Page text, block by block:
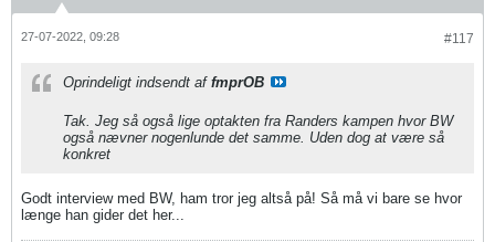
#117
27-07-2022, 09:28
Oprindeligt indsendt af fmprOB
Tak. Jeg så også lige optakten fra Randers kampen hvor BW
også nævner nogenlunde det samme. Uden dog at være så
konkret
Godt interview med BW, ham tror jeg altså på! Så må vi bare se hvor
længe han gider det her...